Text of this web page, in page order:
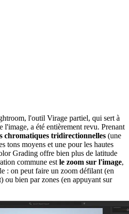
l'outil Virage partiel, qui sert à
l'image, a été entièrement revu. Prenant
chromatiques tridirectionnelles (une
tons moyens et une pour les hautes
Grading offre bien plus de latitude
commune est le zoom sur l'image,
: on peut faire un zoom défilant (en
ou bien par zones (en appuyant sur